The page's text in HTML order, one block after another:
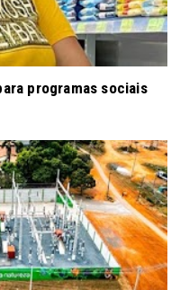
programas sociais